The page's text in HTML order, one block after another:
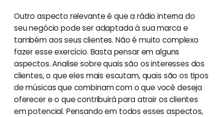
Outro aspecto relevante é que a rádio interna do
seu negócio pode ser adaptada à sua marca e
também aos seus clientes. Não é muito complexo
fazer esse exercício. Basta pensar em alguns
aspectos. Analise sobre quais são os interesses dos
clientes, o que eles mais escutam, quais são os tipos
de músicas que combinam com o que você deseja
oferecer e o que contribuirá para atrair os clientes
em potencial. Pensando em todos esses aspectos,